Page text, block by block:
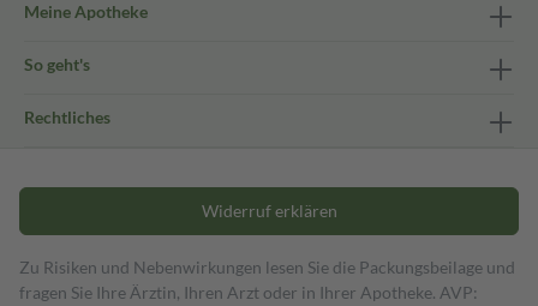
Meine Apotheke
So geht's
Rechtliches
Widerruf erklären
Zu Risiken und Nebenwirkungen lesen Sie die Packungsbeilage und
fragen Sie Ihre Ärztin, Ihren Arzt oder in Ihrer Apotheke. AVP: